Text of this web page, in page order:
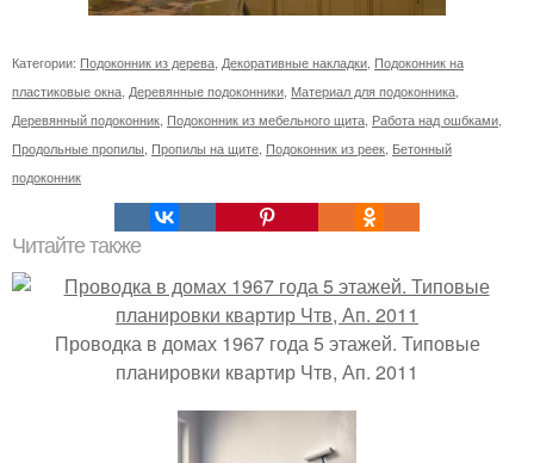
Категории: Подоконник из дерева, Декоративные накладки, Подоконник на
пластиковые окна, Деревянные подоконники, Материал для подоконника,
Деревянный подоконник, Подоконник из мебельного щита, Работа над ошбками,
Продольные пропилы, Пропилы на щите, Подоконник из реек, Бетонный
подоконник
Читайте также
Проводка в домах 1967 года 5 этажей. Типовые
планировки квартир Чтв, Ап. 2011